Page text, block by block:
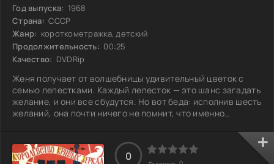
Год выпуска: 1968
Страна: СССР
Жанр: короткометражка, детский
Продолжительность: 00:25
Качество: DVDRip
Женя получает от волшебницы удивительный цветок с
семью лепестками. Каждый лепесток — это шанс загадать
желание, и они все сбудутся. Но вот беда: исполнив шесть
желаний, она почти ничего не помнит, что именно
радость — помочь заболевшему другу Вите. Это желание
оказывается самым важным и искренним. После всех этих
пустых желаний возникает вопрос: что же произойдет с
0